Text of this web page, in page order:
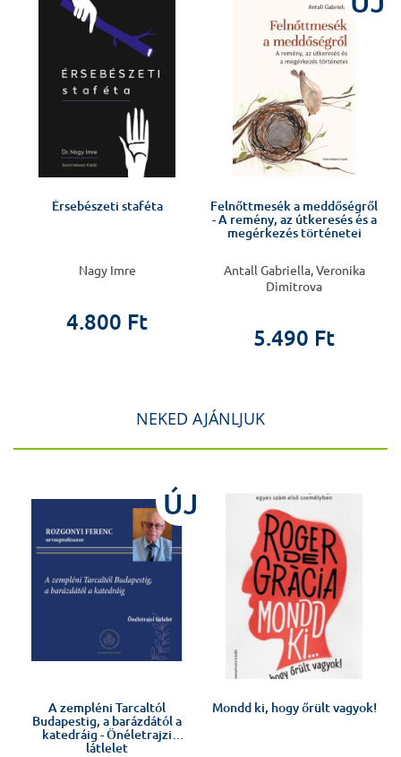
Érsebészeti staféta
Nagy Imre
4.800 Ft
Felnőttmesék a meddőségről
- A remény, az útkeresés és a
megérkezés történetei
Antall Gabriella, Veronika
Dimitrova
5.490 Ft
NEKED AJÁNLJUK
ÚJ
A zempléni Tarcaltól
Budapestig, a barázdától a
katedráig - Önéletrajzi
látlelet
Mondd ki, hogy őrült vagyok!